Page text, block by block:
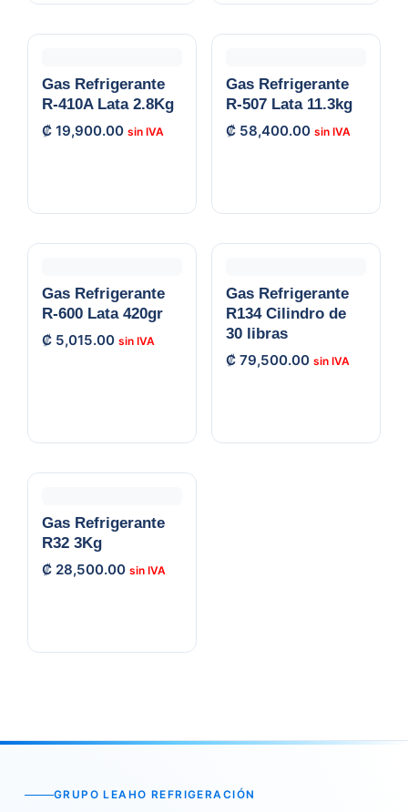
Gas Refrigerante
R-410A Lata 2.8Kg
₡ 19,900.00
Gas Refrigerante
R-507 Lata 11.3kg
₡ 58,400.00
Gas Refrigerante
R-600 Lata 420gr
₡ 5,015.00
Gas Refrigerante
R134 Cilindro de
30 libras
₡ 79,500.00
Gas Refrigerante
R32 3Kg
₡ 28,500.00
GRUPO LEAHO REFRIGERACIÓN